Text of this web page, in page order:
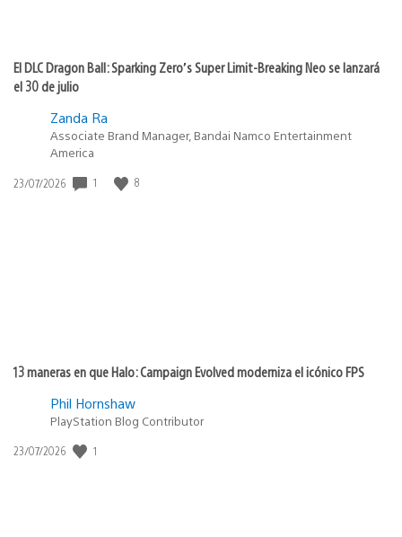
El DLC Dragon Ball: Sparking Zero’s Super Limit-Breaking Neo se lanzará
el 30 de julio
Zanda Ra
Associate Brand Manager, Bandai Namco Entertainment
America
Fecha
23/07/2026 1 8
13 maneras en que Halo: Campaign Evolved moderniza el icónico FPS
Phil Hornshaw
PlayStation Blog Contributor
Fecha
23/07/2026 1